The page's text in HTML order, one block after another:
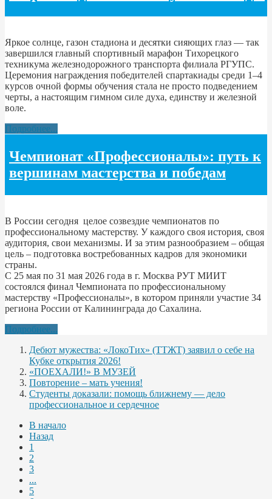
Яркое солнце, газон стадиона и десятки сияющих глаз — так
завершился главный спортивный марафон Тихорецкого
техникума железнодорожного транспорта филиала РГУПС.
Церемония награждения победителей спартакиады среди 1–4
курсов очной формы обучения стала не просто подведением
черты, а настоящим гимном силе духа, единству и железной
воле.
Подробнее...
Чемпионат «Профессионалы»: путь к
вершинам мастерства и победам
В России сегодня целое созвездие чемпионатов по
профессиональному мастерству. У каждого своя история, своя
аудитория, свои механизмы. И за этим разнообразием – общая
цель – подготовка востребованных кадров для экономики
страны.
С 25 мая по 31 мая 2026 года в г. Москва РУТ МИИТ
состоялся финал Чемпионата по профессиональному
мастерству «Профессионалы», в котором приняли участие 34
региона России от Калининграда до Сахалина.
Подробнее...
Дебют мужества: «ЛокоТих» (ТТЖТ) заявил о себе на
Кубке открытия 2026!
«ПОЕХАЛИ!» В МУЗЕЙ
Повторение – мать учения!
Студенты доказали: помощь ближнему — дело
профессиональное и сердечное
В начало
Назад
1
2
3
...
5